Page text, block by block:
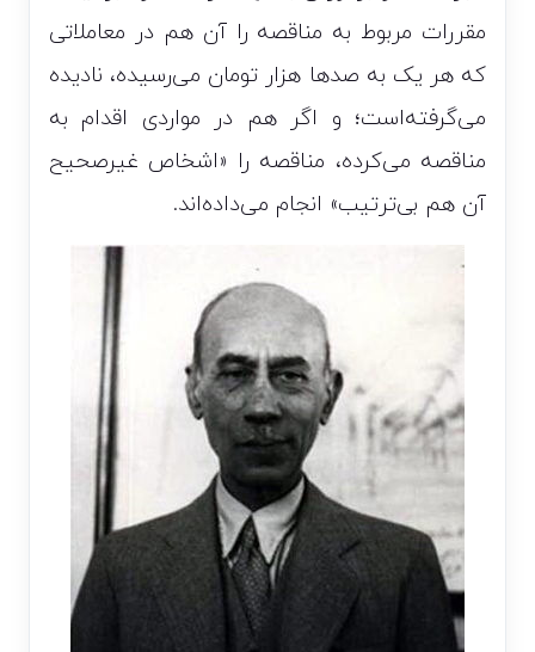
مقررات مربوط به مناقصه را آن هم در معاملاتی
که هر یک به صدها هزار تومان می‌رسیده، نادیده
می‌گرفته‌است؛ و اگر هم در مواردی اقدام به
مناقصه می‌کرده، مناقصه را «اشخاص غیرصحیح
آن هم بی‌ترتیب» انجام می‌داده‌اند.